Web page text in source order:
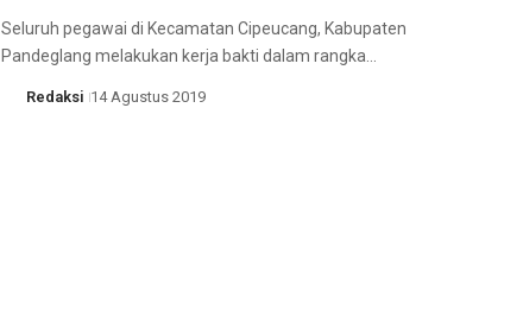
Seluruh pegawai di Kecamatan Cipeucang, Kabupaten
Pandeglang melakukan kerja bakti dalam rangka…
Redaksi 14 Agustus 2019